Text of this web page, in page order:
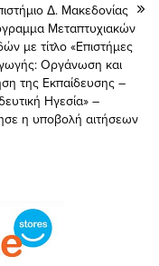
Δ. Μακεδονίας
Μεταπτυχιακών
με τίτλο «Επιστήμες
Οργάνωση και
της Εκπαίδευσης –
Ηγεσία» –
η υποβολή αιτήσεων